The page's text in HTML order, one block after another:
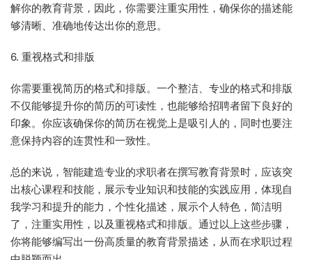
解你的教育背景，因此，你需要注重实用性，确保你的描述能
够清晰、准确地传达出你的意思。
6. 重视格式和排版
你需要重视简历的格式和排版。一个整洁、专业的格式和排版
不仅能够提升你的简历的可读性，也能够给招聘者留下良好的
印象。你应该确保你的简历在视觉上是吸引人的，同时也要注
意保持内容的连贯性和一致性。
总的来说，智能建造专业的求职者在撰写教育背景时，应该突
出核心课程和技能，展示专业知识和技能的实践应用，体现自
我学习和提升的能力，个性化描述，展示个人特色，简洁明
了，注重实用性，以及重视格式和排版。通过以上这些步骤，
你将能够编写出一份高质量的教育背景描述，从而在求职过程